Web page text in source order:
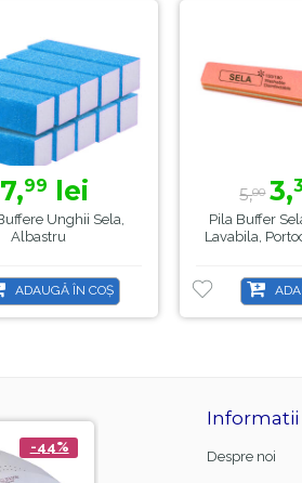
99 lei
Unghii Sela,
Albastru
ADAUGĂ ÎN COȘ
5,00 3,
Pila Buffer
Lavabila,
-44% -21%
Informatii
Despre noi